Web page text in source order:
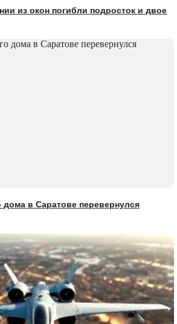
из окон погибли подросток и двое
дома в Саратове перевернулся